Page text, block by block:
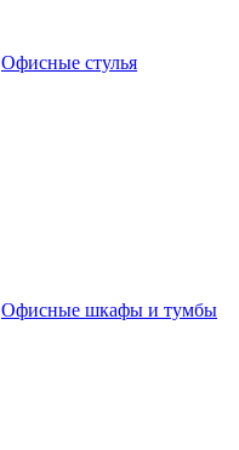
Офисные стулья
Офисные шкафы и тумбы